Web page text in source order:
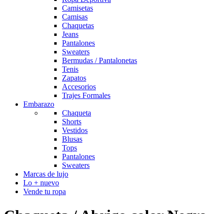
Camisetas
Camisas
Chaquetas
Jeans
Pantalones
Sweaters
Bermudas / Pantalonetas
Tenis
Zapatos
Accesorios
Trajes Formales
Embarazo
Chaqueta
Shorts
Vestidos
Blusas
Tops
Pantalones
Sweaters
Marcas de lujo
Lo + nuevo
Vende tu ropa